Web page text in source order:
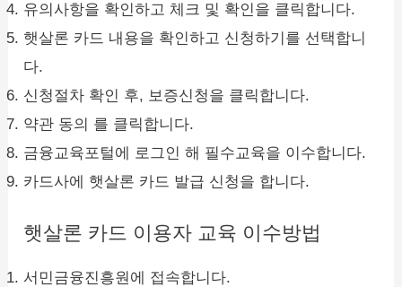
유의사항을 확인하고 체크 및 확인을 클릭합니다.
햇살론 카드 내용을 확인하고 신청하기를 선택합니
다.
신청절차 확인 후, 보증신청을 클릭합니다.
약관 동의 를 클릭합니다.
금융교육포털에 로그인 해 필수교육을 이수합니다.
카드사에 햇살론 카드 발급 신청을 합니다.
햇살론 카드 이용자 교육 이수방법
서민금융진흥원에 접속합니다.